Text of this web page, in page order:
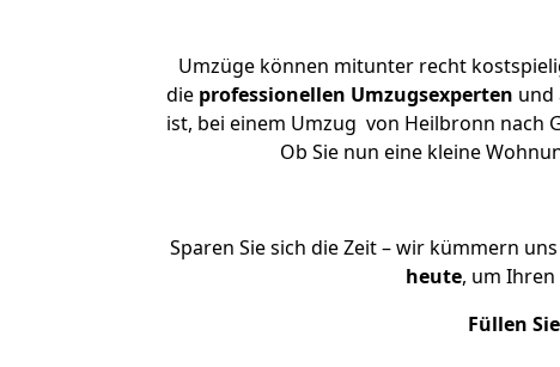
Umzüge können mitunter recht
die professionellen Umzugsexperten und
ist, bei einem Umzug von Heilbronn nach
Ob Sie nun eine kleine
Sparen Sie sich die Zeit – wir kümmern
heute, um
Füllen